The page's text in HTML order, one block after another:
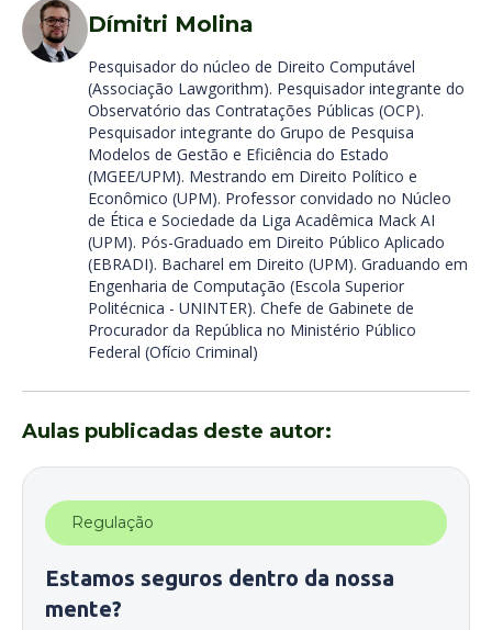
Dímitri Molina
Pesquisador do núcleo de Direito Computável
(Associação Lawgorithm). Pesquisador integrante do
Observatório das Contratações Públicas (OCP).
Pesquisador integrante do Grupo de Pesquisa
Modelos de Gestão e Eficiência do Estado
(MGEE/UPM). Mestrando em Direito Político e
Econômico (UPM). Professor convidado no Núcleo
de Ética e Sociedade da Liga Acadêmica Mack AI
(UPM). Pós-Graduado em Direito Público Aplicado
(EBRADI). Bacharel em Direito (UPM). Graduando em
Engenharia de Computação (Escola Superior
Politécnica - UNINTER). Chefe de Gabinete de
Procurador da República no Ministério Público
Federal (Ofício Criminal)
Aulas publicadas deste autor:
Regulação
Estamos seguros dentro da nossa
mente?